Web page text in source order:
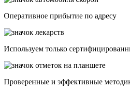
Опеpативное прибытие по адресу
Используем только
Проверенные и эффективные